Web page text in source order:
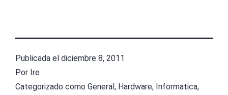
Publicada el diciembre 8, 2011
Por Ire
Categorizado como General, Hardware, Informatica,